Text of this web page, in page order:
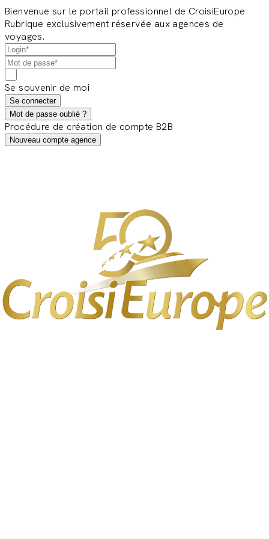
Bienvenue sur le portail professionnel de CroisiEurope
Rubrique exclusivement réservée aux agences de
voyages.
Se souvenir de moi
Se connecter
Mot de passe oublié ?
Procédure de création de compte B2B
Nouveau compte agence